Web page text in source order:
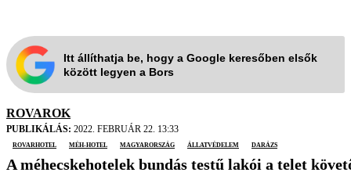
Itt állíthatja be, hogy a Google keresőben elsők
között legyen a Bors
ROVAROK
PUBLIKÁLÁS: 2022. FEBRUÁR 22. 13:33
rovarhotel
méh-hotel Magyarország állatvédelem darázs
A méhecskehotelek bundás testű lakói a telet